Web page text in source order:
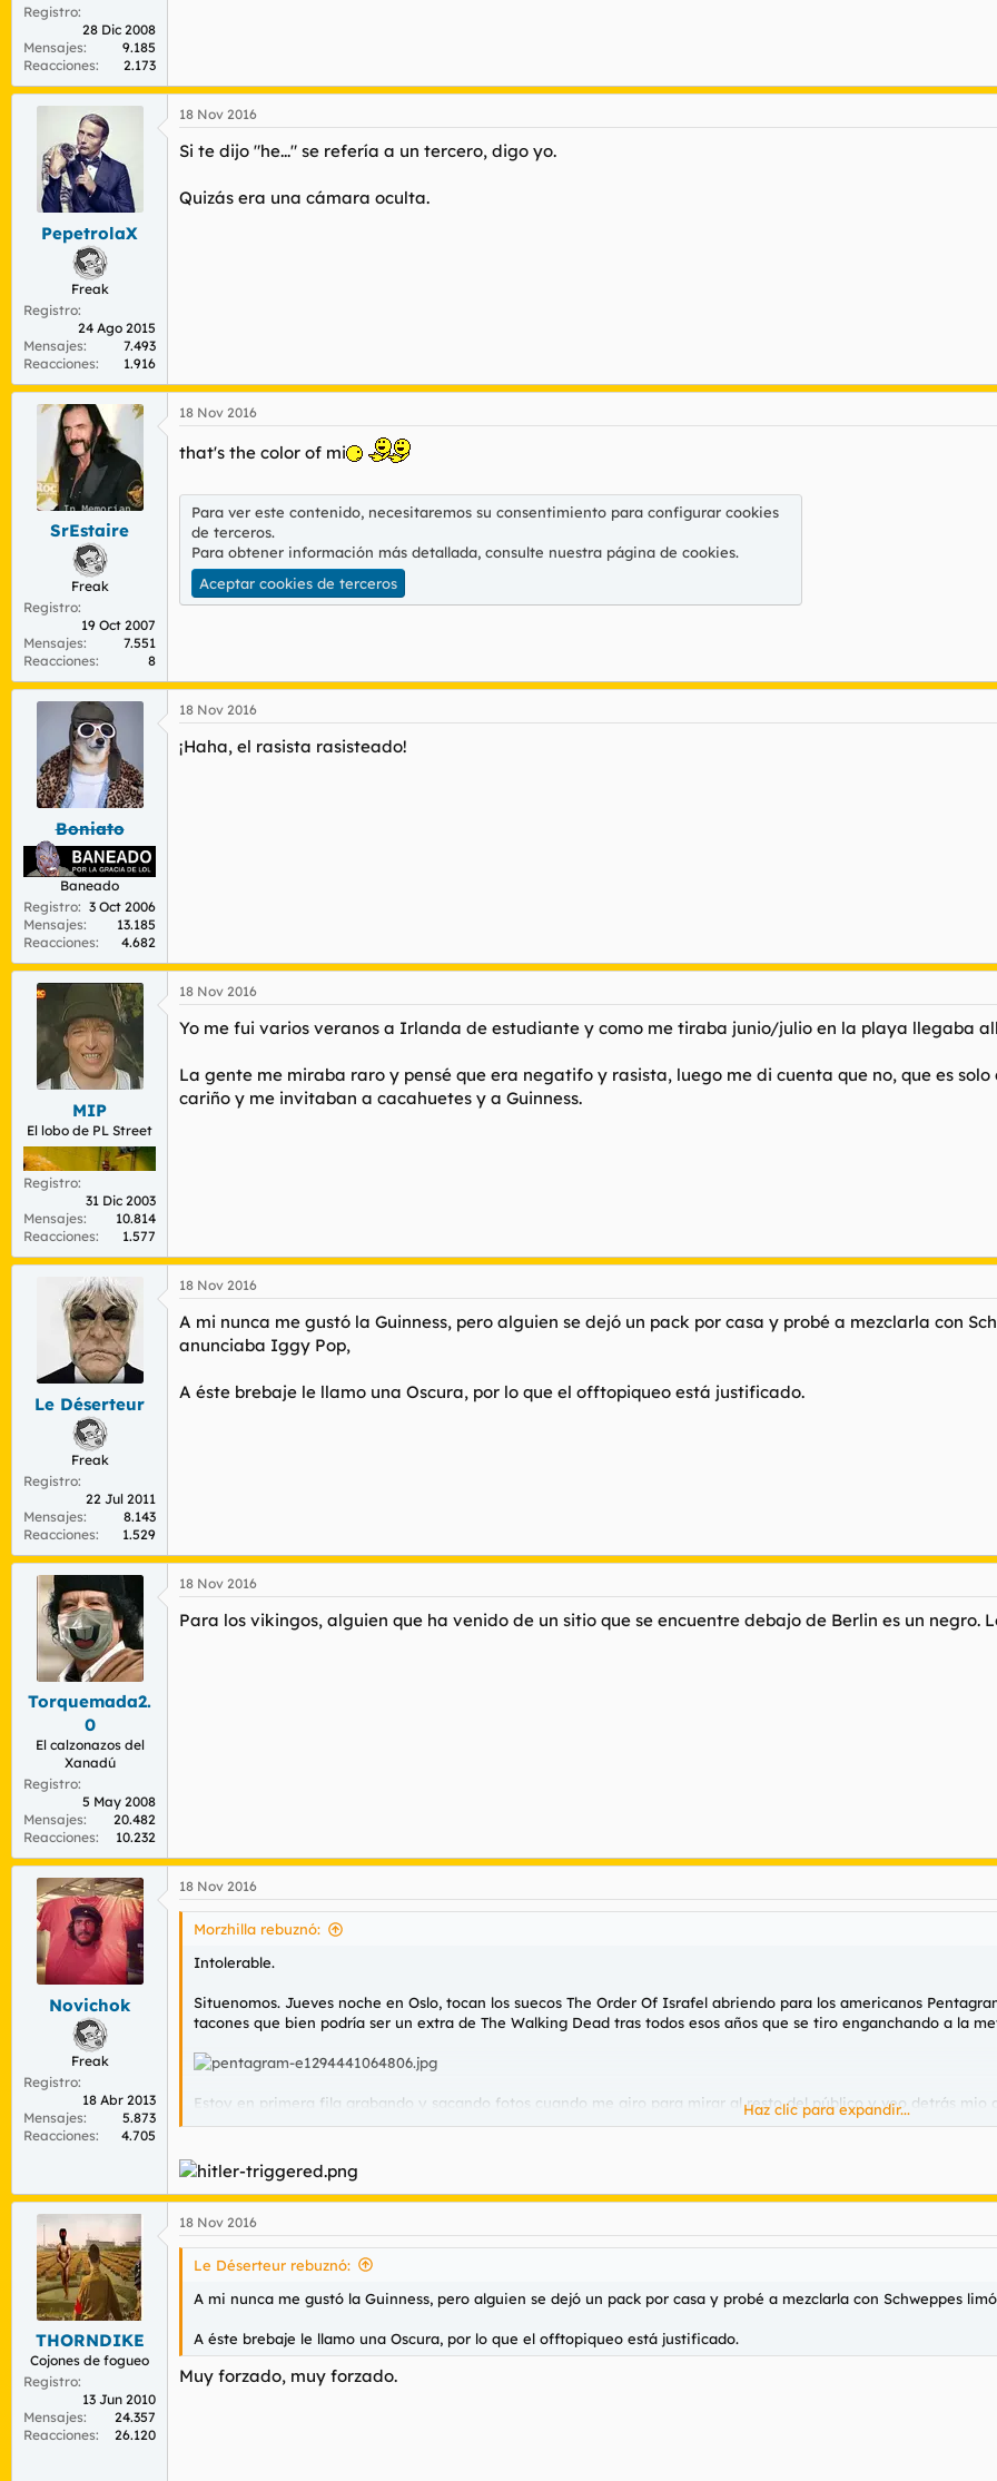
Registro
28 Dic 2008
Mensajes
9.185
Reacciones
2.173
PepetrolaX
Freak
Registro
24 Ago 2015
Mensajes
7.493
Reacciones
1.916
18 Nov 2016
Si te dijo "he..." se refería a un tercero, digo yo.
Quizás era una cámara oculta.
SrEstaire
Freak
Registro
19 Oct 2007
Mensajes
7.551
Reacciones
8
18 Nov 2016
that's the color of mi
Para ver este contenido, necesitaremos su consentimiento para configurar cookies
de terceros.
Para obtener información más detallada, consulte nuestra página de cookies.
Aceptar cookies de terceros
Boniato
Baneado
Registro
3 Oct 2006
Mensajes
13.185
Reacciones
4.682
18 Nov 2016
¡Haha, el rasista rasisteado!
MIP
El lobo de PL Street
Registro
31 Dic 2003
Mensajes
10.814
Reacciones
1.577
18 Nov 2016
Yo me fui varios veranos a Irlanda de estudiante y como me tiraba junio/julio en la playa llegaba
La gente me miraba raro y pensé que era negatifo y rasista, luego me di cuenta que no, que es
cariño y me invitaban a cacahuetes y a Guinness.
Le Déserteur
Freak
Registro
22 Jul 2011
Mensajes
8.143
Reacciones
1.529
18 Nov 2016
A mi nunca me gustó la Guinness, pero alguien se dejó un pack por casa y probé a mezclarla con
anunciaba Iggy Pop,
A éste brebaje le llamo una Oscura, por lo que el offtopiqueo está justificado.
Torquemada2.
0
El calzonazos del
Xanadú
Registro
5 May 2008
Mensajes
20.482
Reacciones
10.232
18 Nov 2016
Para los vikingos, alguien que ha venido de un sitio que se encuentre debajo de Berlin es un
Novichok
Freak
Registro
18 Abr 2013
Mensajes
5.873
Reacciones
4.705
18 Nov 2016
Morzhilla rebuznó:
Intolerable.
Situenomos. Jueves noche en Oslo, tocan los suecos The Order Of Israfel abriendo para los americanos
tacones que bien podría ser un extra de The Walking Dead tras todos esos años que se tiro enganchando a la
Estoy en primera fila grabando y sacando fotos cuando me giro para mirar al resto del público y veo detrás
conocí en otro concierto. Total, acaba el concierto y nos quedamos en los sofás del garito a tomar unas
el tonto para acercarse al oírnos y en en nada nos hemos visto rodeados de cuatro más que parecían actores
en un concierto de Doom Rock setentero es un puto misterio, pero me quedo con con el detalle del más
nigger" 6 veces seguidas. Hijo de mil putas, uno de los efectos secundarios de mi trabajo es que no vea la puta
llamas negro tu a mi?
Estoy muy indignado.
Minutos musicales:
https://youtu.be/c7JTD_73kpI
Haz clic para expandir...
THORNDIKE
Cojones de fogueo
Registro
13 Jun 2010
Mensajes
24.357
Reacciones
26.120
18 Nov 2016
Le Déserteur rebuznó:
A mi nunca me gustó la Guinness, pero alguien se dejó un pack por casa y probé a mezclarla con Schweppes
A éste brebaje le llamo una Oscura, por lo que el offtopiqueo está justificado.
Muy forzado, muy forzado.